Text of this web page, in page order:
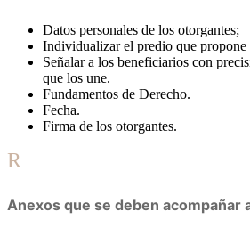
Datos personales de los otorgantes;
Individualizar el predio que propone
Señalar a los beneficiarios con
que los une.
Fundamentos de Derecho.
Fecha.
Firma de los otorgantes.
R
Anexos que se deben acompañar